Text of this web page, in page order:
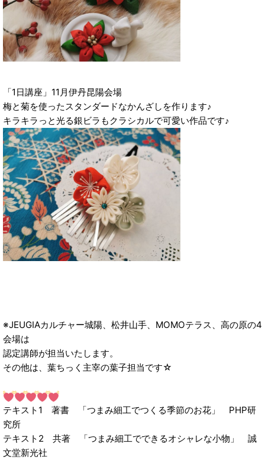
「1日講座」11月伊丹昆陽会場
梅と菊を使ったスタンダードなかんざしを作ります♪
キラキラっと光る銀ビラもクラシカルで可愛い作品です♪
※JEUGIAカルチャー城陽、松井山手、MOMOテラス、高の原の4
会場は
認定講師が担当いたします。
その他は、葉ちっく主宰の葉子担当です☆
テキスト1 著書 「つまみ細工でつくる季節のお花」 PHP研
究所
テキスト2 共著 「つまみ細工でできるオシャレな小物」 誠
文堂新光社